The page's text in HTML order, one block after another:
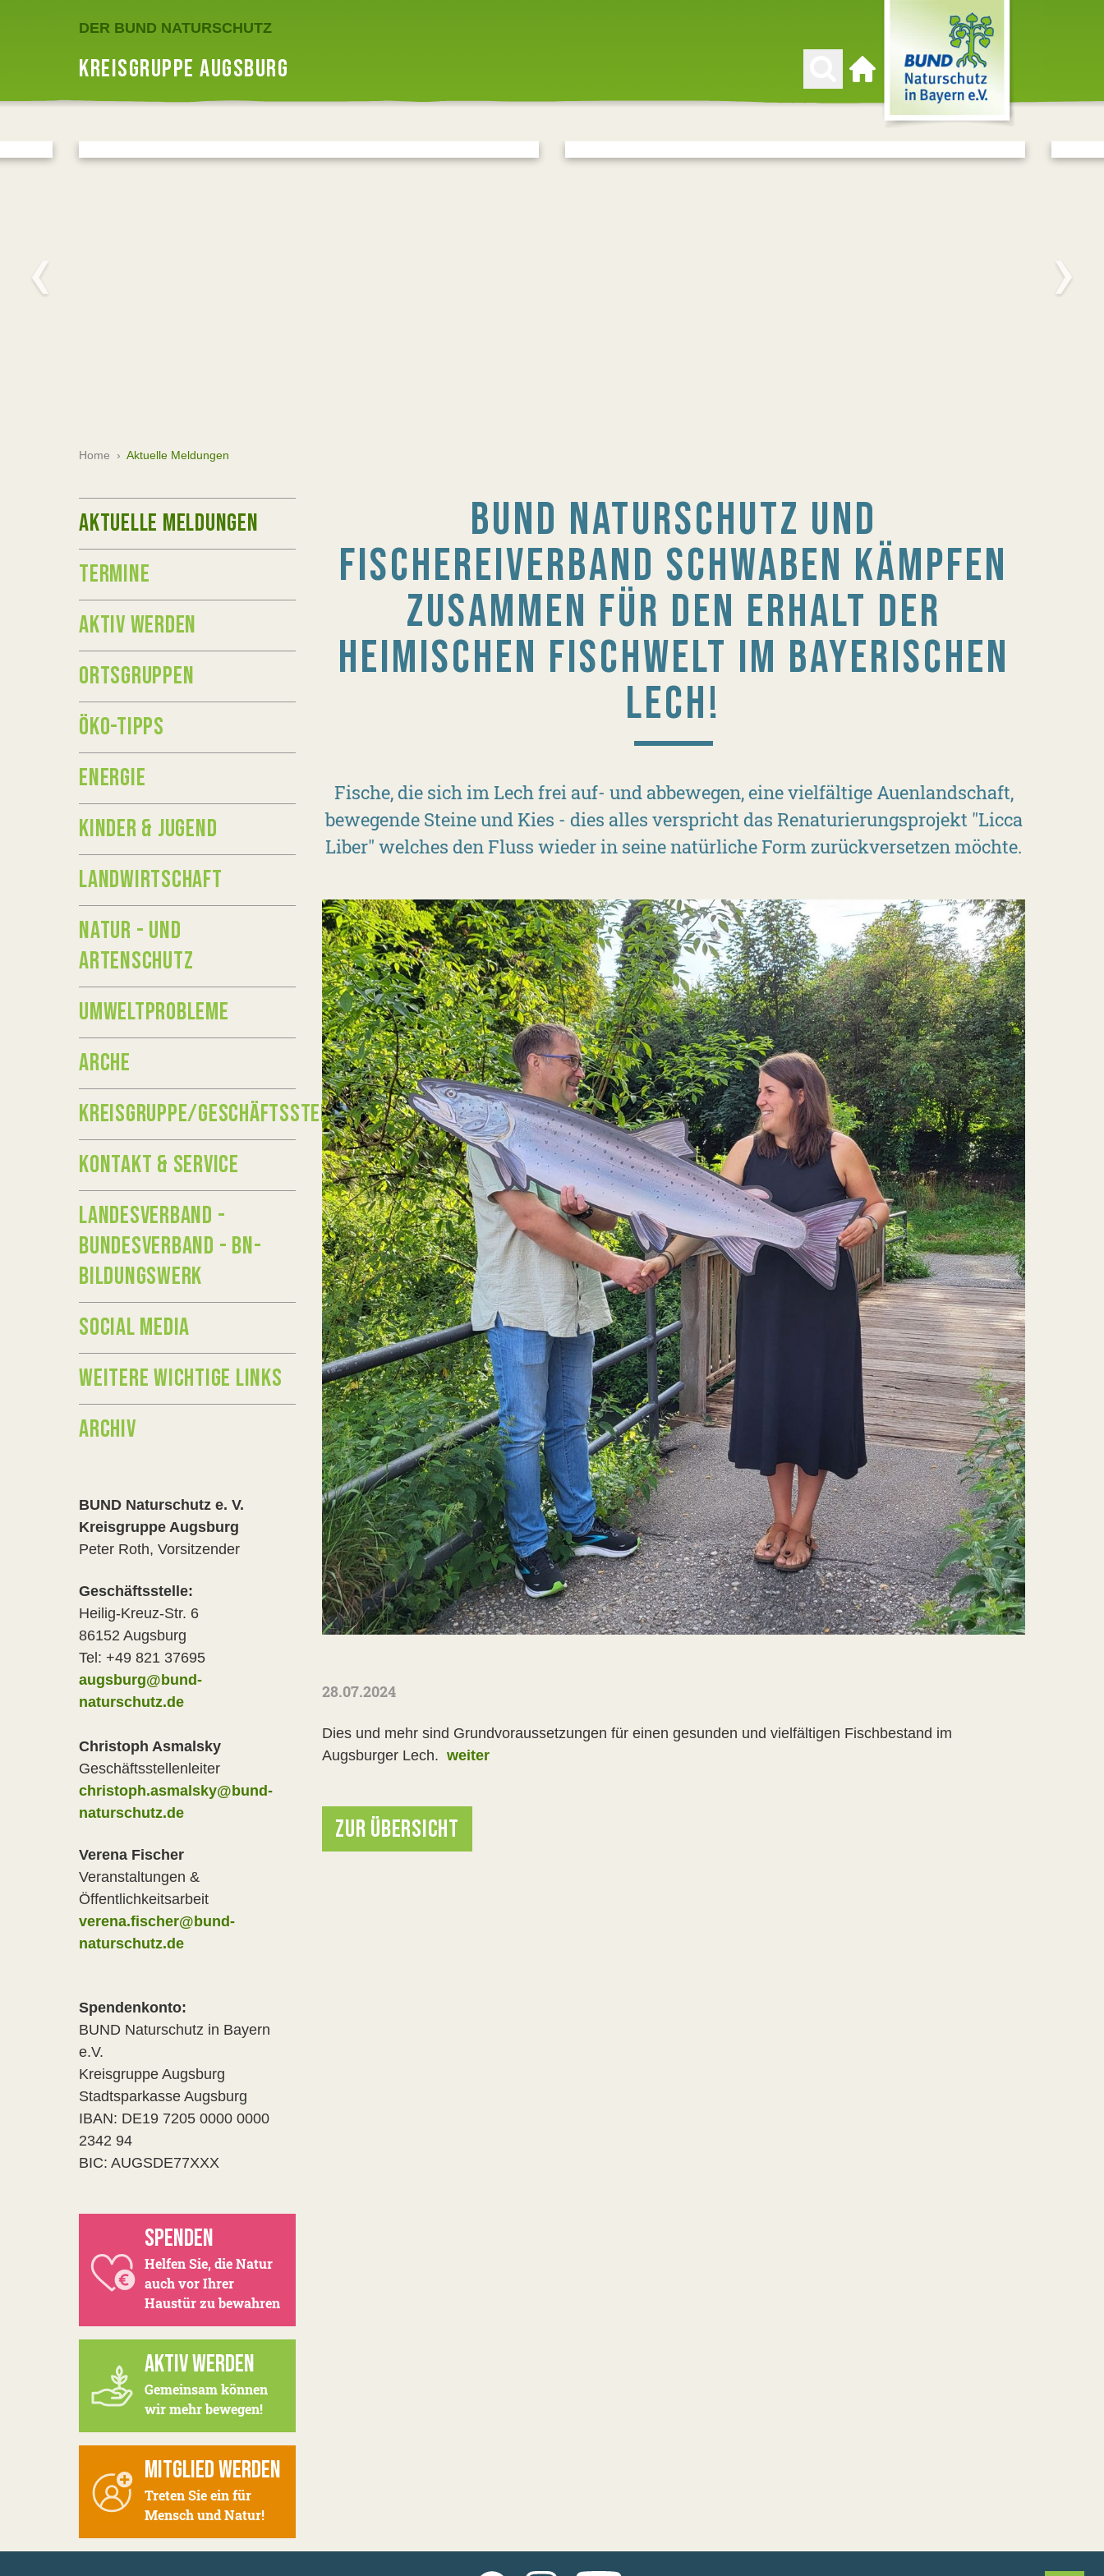
DER BUND NATURSCHUTZ
KREISGRUPPE AUGSBURG
Zur Startseite
Home › Aktuelle Meldungen
BUND NATURSCHUTZ UND
FISCHEREIVERBAND SCHWABEN KÄMPFEN
ZUSAMMEN FÜR DEN ERHALT DER
HEIMISCHEN FISCHWELT IM BAYERISCHEN
LECH!
Fische, die sich im Lech frei auf- und abbewegen, eine vielfältige Auenlandschaft,
bewegende Steine und Kies - dies alles verspricht das Renaturierungsprojekt "Licca
Liber" welches den Fluss wieder in seine natürliche Form zurückversetzen möchte.
28.07.2024
Dies und mehr sind Grundvoraussetzungen für einen gesunden und vielfältigen Fischbestand im
Augsburger Lech. weiter
ZUR ÜBERSICHT
AKTUELLE MELDUNGEN
TERMINE
AKTIV WERDEN
ORTSGRUPPEN
ÖKO-TIPPS
ENERGIE
KINDER & JUGEND
LANDWIRTSCHAFT
NATUR - UND
ARTENSCHUTZ
UMWELTPROBLEME
ARCHE
KREISGRUPPE/GESCHÄFTSSTELLE
KONTAKT & SERVICE
LANDESVERBAND -
BUNDESVERBAND - BN-
BILDUNGSWERK
SOCIAL MEDIA
WEITERE WICHTIGE LINKS
ARCHIV
BUND Naturschutz e. V.
Kreisgruppe Augsburg
Peter Roth, Vorsitzender
Geschäftsstelle:
Heilig-Kreuz-Str. 6
86152 Augsburg
Tel: +49 821 37695
augsburg@bund-
naturschutz.de
Christoph Asmalsky
Geschäftsstellenleiter
christoph.asmalsky@bund-
naturschutz.de
Verena Fischer
Veranstaltungen &
Öffentlichkeitsarbeit
verena.fischer@bund-
naturschutz.de
Spendenkonto:
BUND Naturschutz in Bayern
e.V.
Kreisgruppe Augsburg
Stadtsparkasse Augsburg
IBAN: DE19 7205 0000 0000
2342 94
BIC: AUGSDE77XXX
SPENDEN
Helfen Sie, die Natur
auch vor Ihrer
Haustür zu bewahren
AKTIV WERDEN
Gemeinsam können
wir mehr bewegen!
MITGLIED WERDEN
Treten Sie ein für
Mensch und Natur!